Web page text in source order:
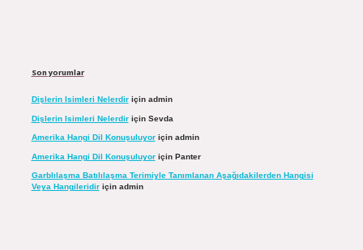
Son yorumlar
Dişlerin Isimleri Nelerdiriçin admin
Dişlerin Isimleri Nelerdiriçin Sevda
Amerika Hangi Dil Konuşuluyoriçin admin
Amerika Hangi Dil Konuşuluyoriçin Panter
Garblılaşma Batılılaşma Terimiyle Tanımlanan Aşağıdakilerden Hangisi
Veya Hangileridiriçin admin